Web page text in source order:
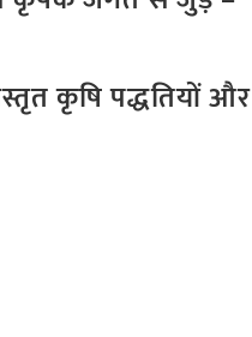
कृषि पद्धतियों और